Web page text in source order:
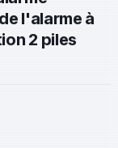
l'alarme à
2 piles